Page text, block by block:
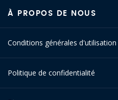
À PROPOS DE NOUS
Conditions générales d'utilisation
Politique de confidentialité